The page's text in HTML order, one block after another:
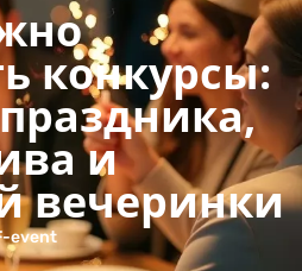
конкурсы:
и
вечеринки
event